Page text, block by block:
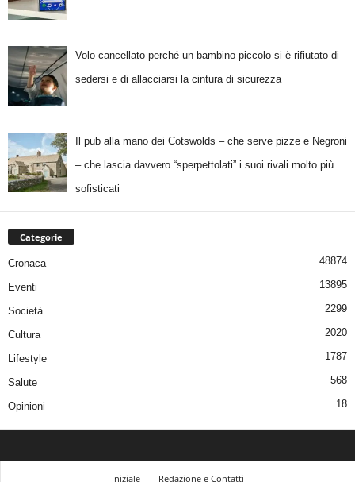
Volo cancellato perché un bambino piccolo si è rifiutato di
sedersi e di allacciarsi la cintura di sicurezza
Il pub alla mano dei Cotswolds – che serve pizze e Negroni
– che lascia davvero “sperpettolati” i suoi rivali molto più
sofisticati
Categorie
Cronaca 48874
Eventi 13895
Società 2299
Cultura 2020
Lifestyle 1787
Salute 568
Opinioni 18
Iniziale Redazione e Contatti